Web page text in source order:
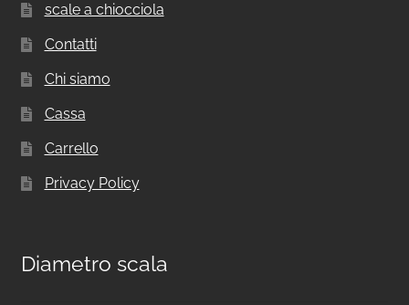
scale a chiocciola
Contatti
Chi siamo
Cassa
Carrello
Privacy Policy
Diametro scala